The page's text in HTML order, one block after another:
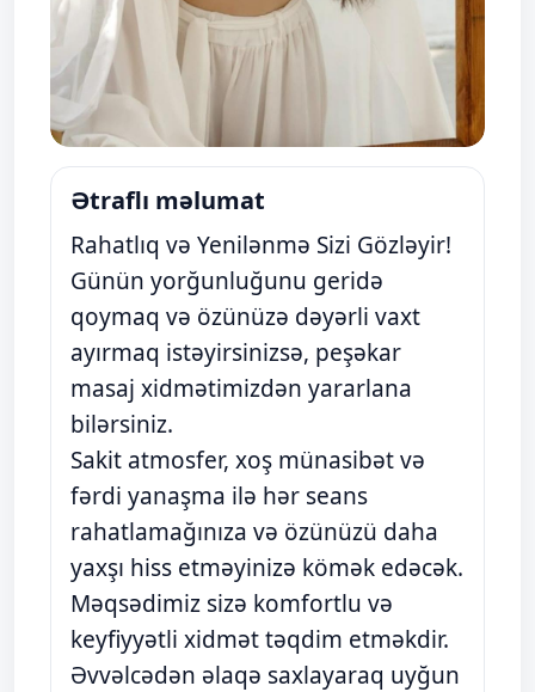
Ətraflı məlumat
Rahatlıq və Yenilənmə Sizi Gözləyir!
Günün yorğunluğunu geridə
qoymaq və özünüzə dəyərli vaxt
ayırmaq istəyirsinizsə, peşəkar
masaj xidmətimizdən yararlana
bilərsiniz.
Sakit atmosfer, xoş münasibət və
fərdi yanaşma ilə hər seans
rahatlamağınıza və özünüzü daha
yaxşı hiss etməyinizə kömək edəcək.
Məqsədimiz sizə komfortlu və
keyfiyyətli xidmət təqdim etməkdir.
Əvvəlcədən əlaqə saxlayaraq uyğun